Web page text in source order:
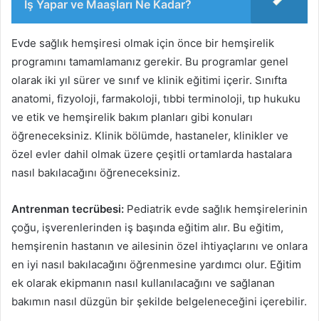
İş Yapar ve Maaşları Ne Kadar?
Evde sağlık hemşiresi olmak için önce bir hemşirelik
programını tamamlamanız gerekir. Bu programlar genel
olarak iki yıl sürer ve sınıf ve klinik eğitimi içerir. Sınıfta
anatomi, fizyoloji, farmakoloji, tıbbi terminoloji, tıp hukuku
ve etik ve hemşirelik bakım planları gibi konuları
öğreneceksiniz. Klinik bölümde, hastaneler, klinikler ve
özel evler dahil olmak üzere çeşitli ortamlarda hastalara
nasıl bakılacağını öğreneceksiniz.
Antrenman tecrübesi: Pediatrik evde sağlık hemşirelerinin
çoğu, işverenlerinden iş başında eğitim alır. Bu eğitim,
hemşirenin hastanın ve ailesinin özel ihtiyaçlarını ve onlara
en iyi nasıl bakılacağını öğrenmesine yardımcı olur. Eğitim
ek olarak ekipmanın nasıl kullanılacağını ve sağlanan
bakımın nasıl düzgün bir şekilde belgeleneceğini içerebilir.